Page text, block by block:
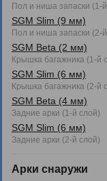
Пол и ниша запаски (1-
Пол и ниша запаски (2-
SGM Slim (9 мм)
Крышка багажника (1-й
SGM Beta (2 мм)
Крышка багажника (2-й
SGM Slim (6 мм)
Задние арки (1-й слой)
SGM Beta (4 мм)
Задние арки (2-й слой)
SGM Slim (6 мм)
Арки снаружи